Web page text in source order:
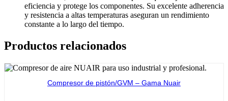
eficiencia y protege los componentes. Su excelente adherencia
y resistencia a altas temperaturas aseguran un rendimiento
constante a lo largo del tiempo.
Productos relacionados
Compresor de pistón/GVM – Gama Nuair